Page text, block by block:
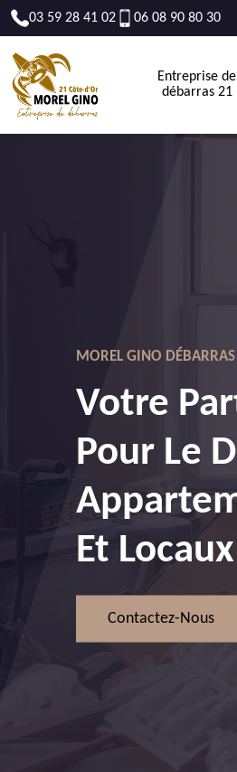
03 59 28 41 02 06 08 90 80 30
Entreprise de
débarras 21
MOREL GINO
Votre
Pour Le
Et Locaux
Contactez-Nous